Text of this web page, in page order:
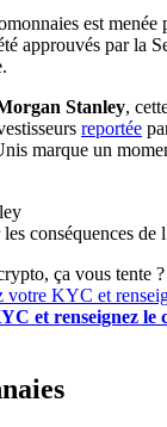
est
approuvés par la
Stanley,
reportée
marque un
conséquences
ça vous tente
et renseignez